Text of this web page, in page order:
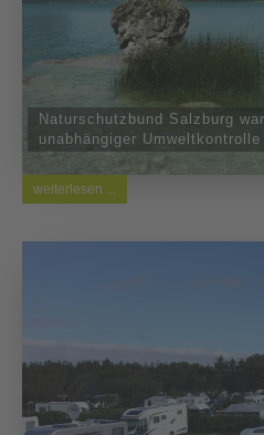
Naturschutzbund Salzburg
unabhängiger Umweltkontrolle
weiterlesen ...